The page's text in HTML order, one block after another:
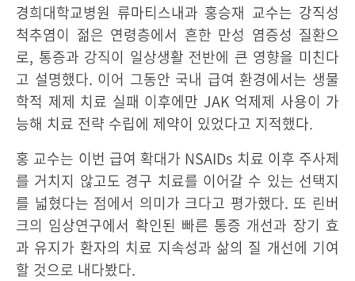
경희대학교병원 류마티스내과 홍승재 교수는 강직성
척추염이 젊은 연령층에서 흔한 만성 염증성 질환으
로, 통증과 강직이 일상생활 전반에 큰 영향을 미친다
고 설명했다. 이어 그동안 국내 급여 환경에서는 생물
학적 제제 치료 실패 이후에만 JAK 억제제 사용이 가
능해 치료 전략 수립에 제약이 있었다고 지적했다.
홍 교수는 이번 급여 확대가 NSAIDs 치료 이후 주사제
를 거치지 않고도 경구 치료를 이어갈 수 있는 선택지
를 넓혔다는 점에서 의미가 크다고 평가했다. 또 린버
크의 임상연구에서 확인된 빠른 통증 개선과 장기 효
과 유지가 환자의 치료 지속성과 삶의 질 개선에 기여
할 것으로 내다봤다.